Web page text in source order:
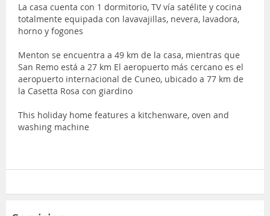
La casa cuenta con 1 dormitorio, TV vía satélite y cocina
totalmente equipada con lavavajillas, nevera, lavadora,
horno y fogones
Menton se encuentra a 49 km de la casa, mientras que
San Remo está a 27 km El aeropuerto más cercano es el
aeropuerto internacional de Cuneo, ubicado a 77 km de
la Casetta Rosa con giardino
This holiday home features a kitchenware, oven and
washing machine